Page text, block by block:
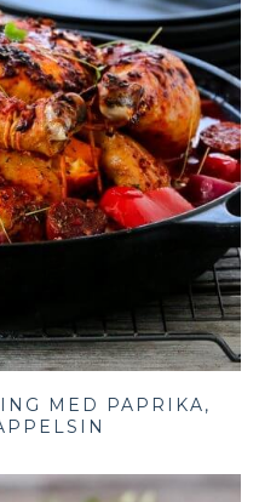
MED PAPRIKA,